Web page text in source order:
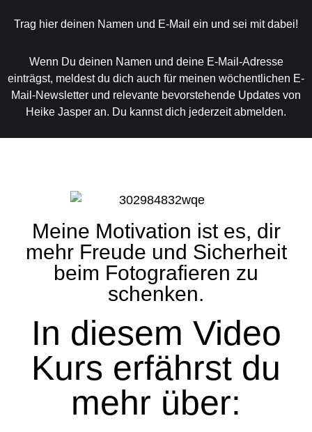
Trag hier deinen Namen und E-Mail ein und sei mit dabei!
Wenn Du deinen Namen und deine E-Mail-Adresse
einträgst, meldest du dich auch für meinen wöchentlichen E-
Mail-Newsletter und relevante bevorstehende Updates von
Heike Jasper an. Du kannst dich jederzeit abmelden.
Meine Motivation ist es, dir
mehr Freude und Sicherheit
beim Fotografieren zu
schenken.
In diesem Video
Kurs erfährst du
mehr über: